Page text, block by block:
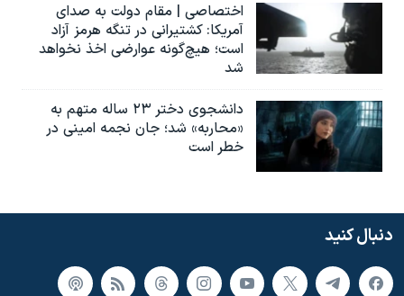
اختصاصی | مقام دولت به صدای
آمریکا: کشتیرانی در تنگه هرمز آزاد
است؛ هیچ‌گونه عوارضی اخذ نخواهد
شد
دانشجوی دختر ۲۳ ساله متهم به
«محاربه» شد؛ جان نجمه امینی در
خطر است
دنبال کنید